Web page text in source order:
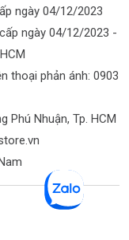
ngày 04/12/2023
ngày 04/12/2023 -
thoại phản ánh: 0903
Phú Nhuận, Tp. HCM